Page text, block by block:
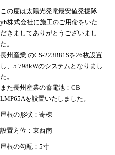
この度は太陽光発電最安値発掘隊
yh株式会社に施工のご用命をいた
だきましてありがとうございまし
た。
長州産業 のCS-223B81Sを26枚設置
し、5.798kWのシステムとなりまし
た。
また長州産業の蓄電池：CB-
LMP65Aを設置いたしました。
屋根の形状：寄棟
設置方位：東西南
屋根の勾配：5寸